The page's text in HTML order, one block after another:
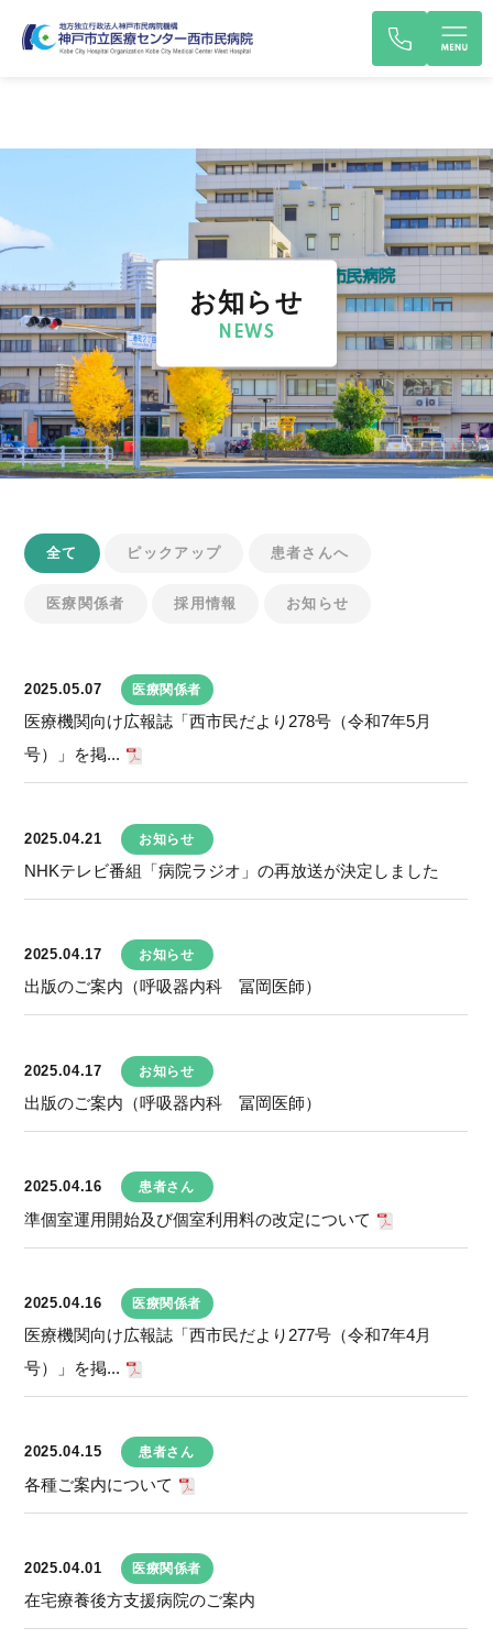
お知らせ
NEWS
全て ピックアップ 患者さんへ
医療関係者 採用情報 お知らせ
2025.05.07 医療関係者
医療機関向け広報誌「西市民だより278号（令和7年5月
号）」を掲...
2025.04.21 お知らせ
NHKテレビ番組「病院ラジオ」の再放送が決定しました
2025.04.17 お知らせ
出版のご案内（呼吸器内科 冨岡医師）
2025.04.17 お知らせ
出版のご案内（呼吸器内科 冨岡医師）
2025.04.16 患者さん
準個室運用開始及び個室利用料の改定について
2025.04.16 医療関係者
医療機関向け広報誌「西市民だより277号（令和7年4月
号）」を掲...
2025.04.15 患者さん
各種ご案内について
2025.04.01 医療関係者
在宅療養後方支援病院のご案内